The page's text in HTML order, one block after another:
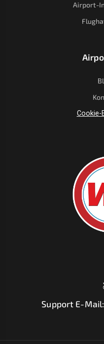
Airport-
Cookie-
Support E-Mail: